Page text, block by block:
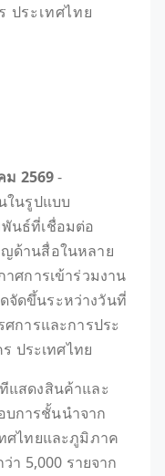
ประเทศไทย
ม 2569-
ในรูปแบบ
นธ์ที่เชื่อมต่อ
ด้านสื่อในหลาย
ศการเข้าร่วมงาน
จัดขึ้นระหว่างวันที่
การและการประ
ประเทศไทย
แสดงสินค้าและ
การชั้นนำจาก
ศไทยและภูมิภาค
า 5,000 รายจาก